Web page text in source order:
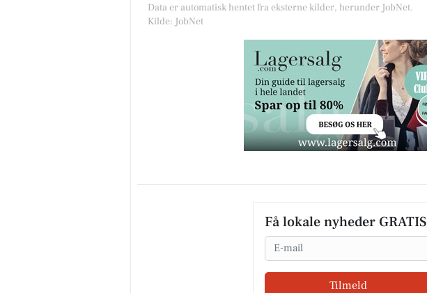
Data er automatisk hentet fra eksterne kilder, herunder JobNet.
Kilde: JobNet
Få lokale nyheder GRATIS
Email
Tilmeld